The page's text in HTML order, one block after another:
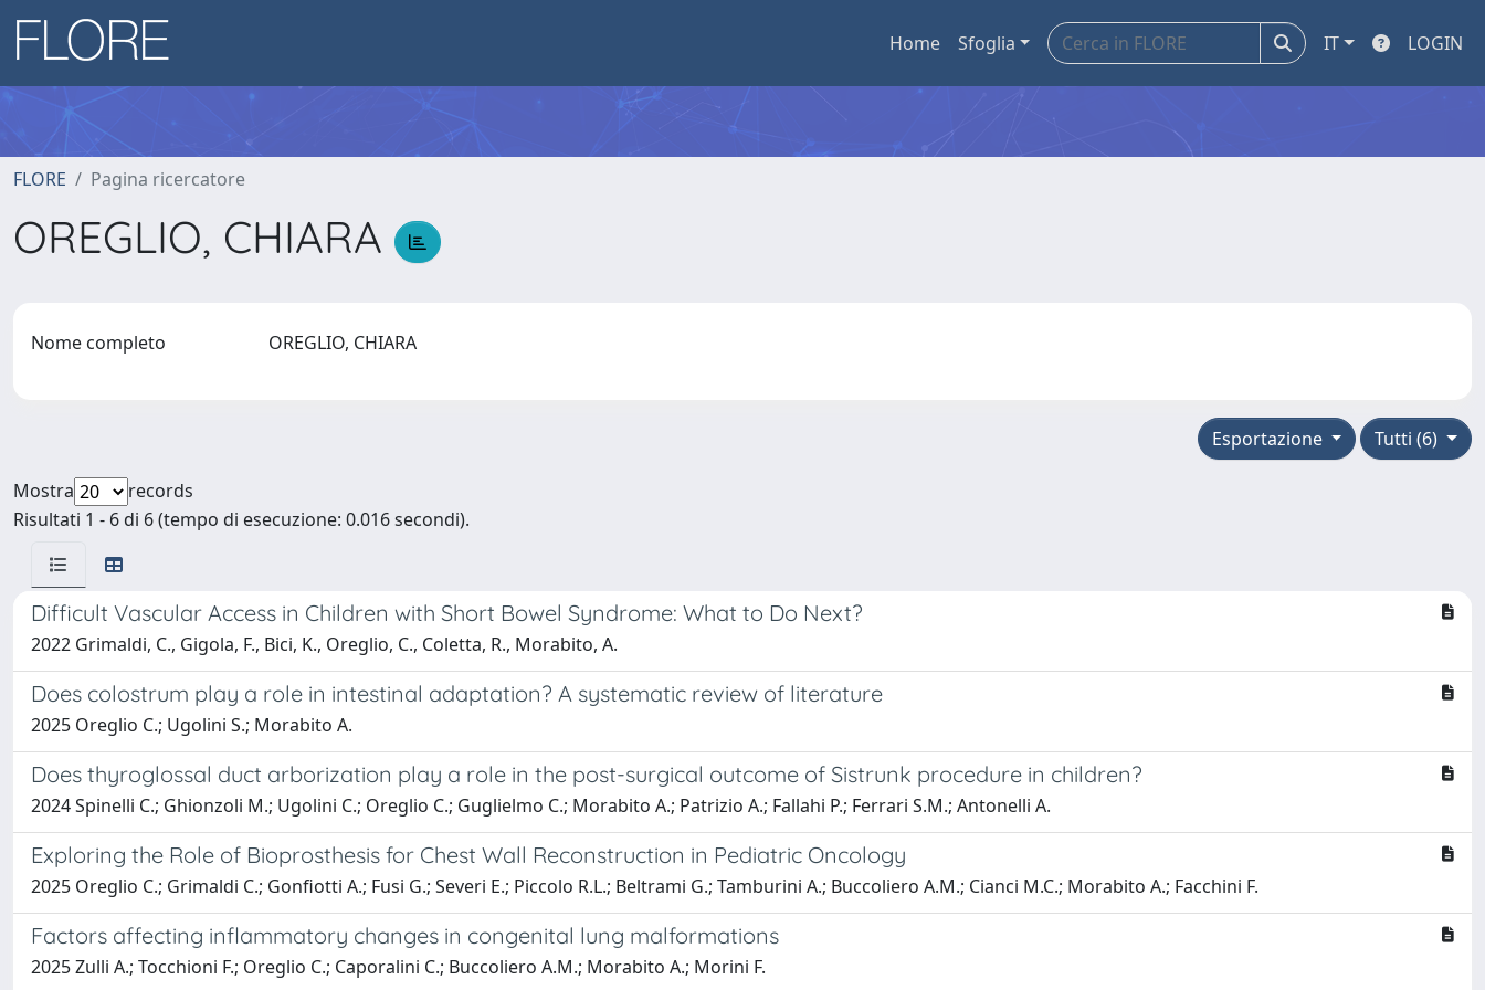
Home Sfoglia IT LOGIN
FLORE Pagina ricercatore
OREGLIO, CHIARA
Nome completo OREGLIO, CHIARA
Tutti (6)
Esportazione
Mostra
records
Risultati 1 - 6 di 6 (tempo di esecuzione: 0.016 secondi).
Difficult Vascular Access in Children with Short Bowel Syndrome: What to Do Next?
2022 Grimaldi, C., Gigola, F., Bici, K., Oreglio, C., Coletta, R., Morabito, A.
Does colostrum play a role in intestinal adaptation? A systematic review of literature
2025 Oreglio C.; Ugolini S.; Morabito A.
Does thyroglossal duct arborization play a role in the post-surgical outcome of Sistrunk procedure in children?
2024 Spinelli C.; Ghionzoli M.; Ugolini C.; Oreglio C.; Guglielmo C.; Morabito A.; Patrizio A.; Fallahi P.; Ferrari S.M.; Antonelli A.
Exploring the Role of Bioprosthesis for Chest Wall Reconstruction in Pediatric Oncology
2025 Oreglio C.; Grimaldi C.; Gonfiotti A.; Fusi G.; Severi E.; Piccolo R.L.; Beltrami G.; Tamburini A.; Buccoliero A.M.; Cianci M.C.; Morabito A.; Facchini F.
Factors affecting inflammatory changes in congenital lung malformations
2025 Zulli A.; Tocchioni F.; Oreglio C.; Caporalini C.; Buccoliero A.M.; Morabito A.; Morini F.